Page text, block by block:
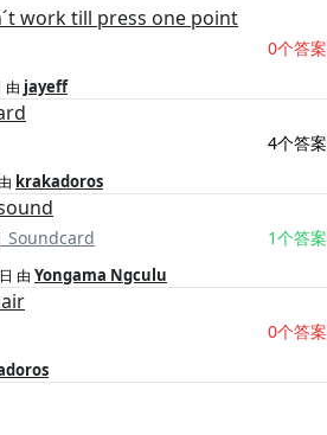
work till press one point
0个答案
由 jayeff
4个答案
由 krakadoros
Soundcard 1个答案
由 Yongama Ngculu
0个答案